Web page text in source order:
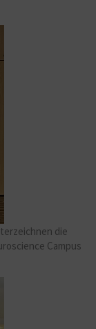
die
Campus